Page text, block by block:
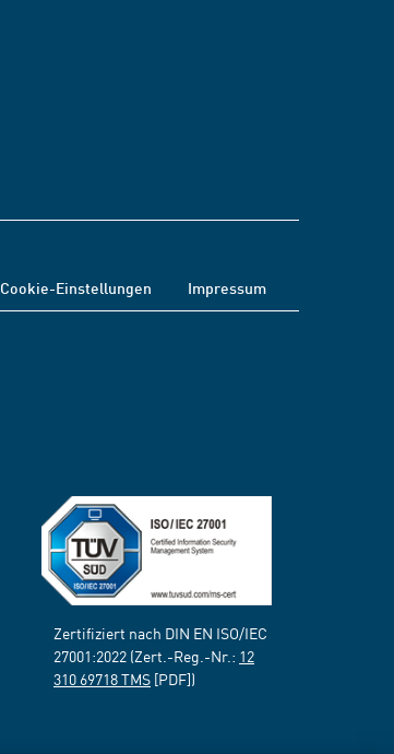
Cookie-Einstellungen Impressum
Zertifiziert nach DIN EN ISO/IEC
27001:2022 (Zert.-Reg.-Nr.: 12
310 69718 TMS [PDF])